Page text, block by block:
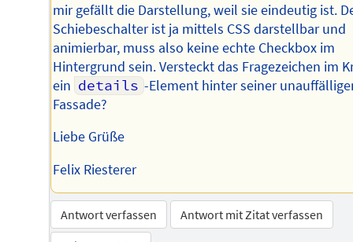
mir gefällt die Darstellung, weil sie eindeutig ist.
Schiebeschalter ist ja mittels CSS darstellbar und
animierbar, muss also keine echte Checkbox im
Hintergrund sein. Versteckt das Fragezeichen im
ein details -Element hinter seiner
Fassade?
Liebe Grüße
Felix Riesterer
Antwort verfassen
Antwort mit Zitat verfassen